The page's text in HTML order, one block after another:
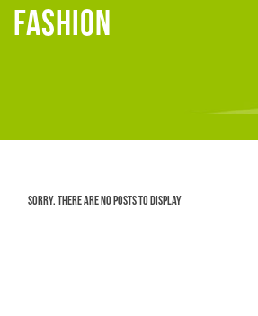
Fashion
Sorry. There are no posts to display